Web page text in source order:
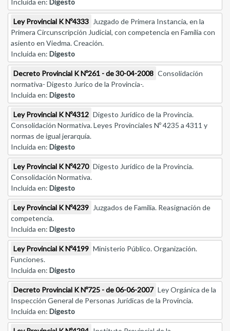
Incluida en: Digesto
Ley Provincial K Nº4333 Juzgado de Primera Instancia, en la
Primera Circunscripción Judicial, con competencia en Familia con
asiento en Viedma. Creación.
Incluida en: Digesto
Decreto Provincial K Nº261 - de 30-04-2008 Consolidación
normativa- Digesto Juríco de la Provincia-.
Incluida en: Digesto
Ley Provincial K Nº4312 Digesto Jurídico de la Provincia.
Consolidación Normativa. Leyes Provinciales Nº 4235 a 4311 y
normas de igual jerarquía.
Incluida en: Digesto
Ley Provincial K Nº4270 Digesto Jurídico de la Provincia.
Consolidación Normativa.
Incluida en: Digesto
Ley Provincial K Nº4239 Juzgados de Familia. Reasignación de
competencia.
Incluida en: Digesto
Ley Provincial K Nº4199 Ministerio Público. Organización.
Funciones.
Incluida en: Digesto
Decreto Provincial K Nº725 - de 06-06-2007 Ley Orgánica de la
Inspección General de Personas Jurídicas de la Provincia.
Incluida en: Digesto